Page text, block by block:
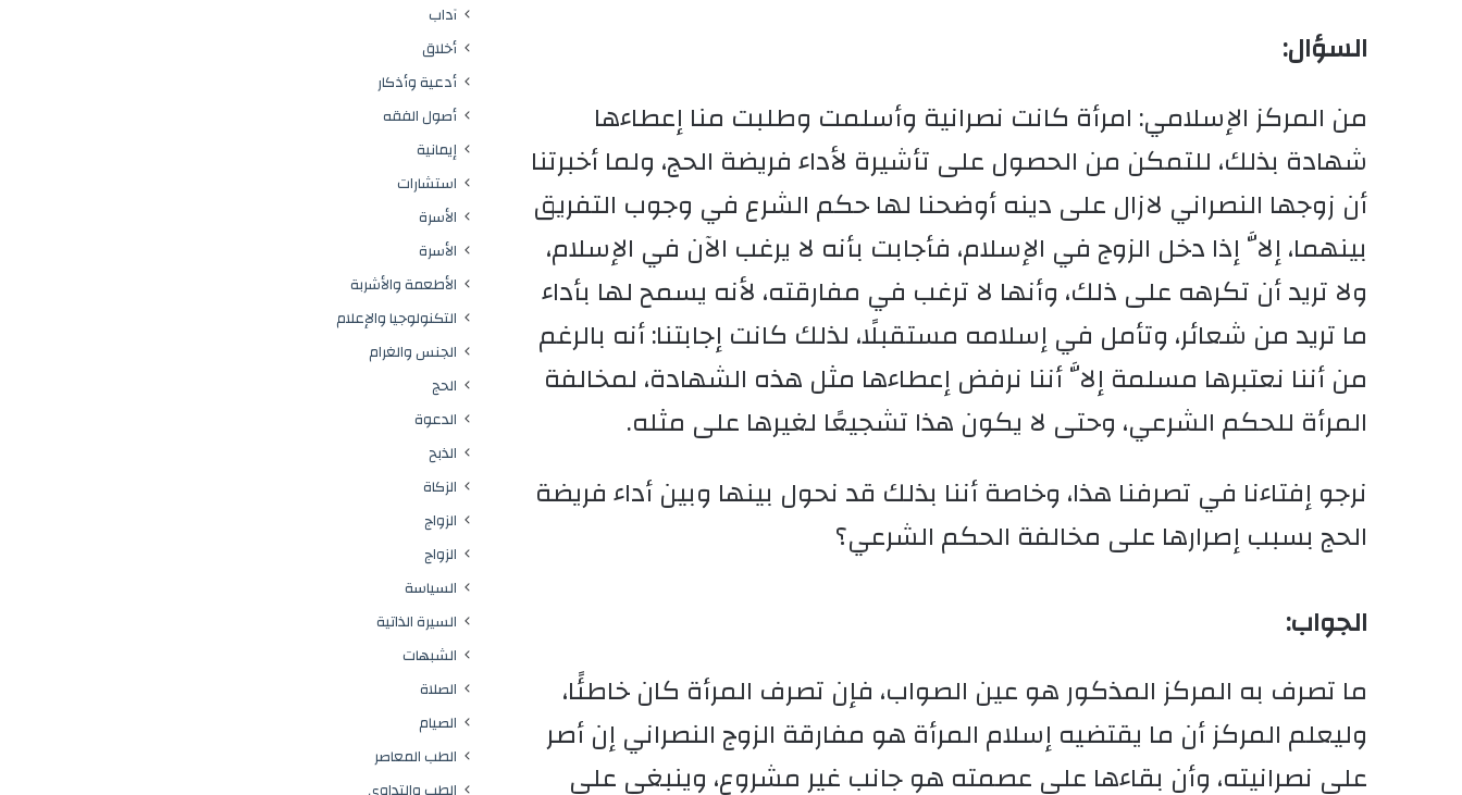
السؤال:
من المركز الإسلامي: امرأة كانت نصرانية وأسلمت وطلبت منا إعطاءها
شهادة بذلك، للتمكن من الحصول على تأشيرة لأداء فريضة الحج، ولما أخبرتنا
أن زوجها النصراني لازال على دينه أوضحنا لها حكم الشرع في وجوب التفريق
بينهما، إلاَّ إذا دخل الزوج في الإسلام، فأجابت بأنه لا يرغب الآن في الإسلام،
ولا تريد أن تكرهه على ذلك، وأنها لا ترغب في مفارقته، لأنه يسمح لها بأداء
ما تريد من شعائر، وتأمل في إسلامه مستقبلًا، لذلك كانت إجابتنا: أنه بالرغم
من أننا نعتبرها مسلمة إلاَّ أننا نرفض إعطاءها مثل هذه الشهادة، لمخالفة
المرأة للحكم الشرعي، وحتى لا يكون هذا تشجيعًا لغيرها على مثله.
نرجو إفتاءنا في تصرفنا هذا، وخاصة أننا بذلك قد نحول بينها وبين أداء فريضة
الحج بسبب إصرارها على مخالفة الحكم الشرعي؟
الجواب:
ما تصرف به المركز المذكور هو عين الصواب، فإن تصرف المرأة كان خاطئًا،
وليعلم المركز أن ما يقتضيه إسلام المرأة هو مفارقة الزوج النصراني إن أصر
على نصرانيته، وأن بقاءها على عصمته هو جانب غير مشروع، وينبغي على
آداب
أخلاق
أدعية وأذكار
أصول الفقه
إيمانية
استشارات
الأسرة
الأسرة
الأطعمة والأشربة
التكنولوجيا والإعلام
الجنس والغرام
الحج
الدعوة
الذبح
الزكاة
الزواج
الزواج
السياسة
السيرة الذاتية
الشبهات
الصلاة
الصيام
الطب المعاصر